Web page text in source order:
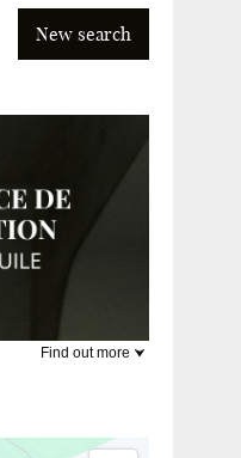
New search
Find out more